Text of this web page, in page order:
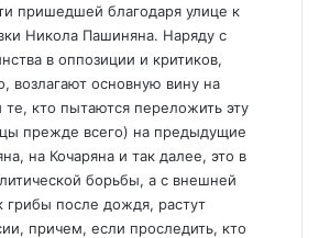
пришедшей благодаря улице к
Никола Пашиняна. Наряду с
в оппозиции и критиков,
возлагают основную вину на
те, кто пытаются переложить эту
прежде всего) на предыдущие
на Кочаряна и так далее, это в
борьбы, а с внешней
грибы после дождя, растут
причем, если проследить, кто